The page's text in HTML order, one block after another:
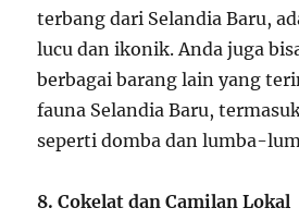
terbang dari Selandia Baru,
lucu dan ikonik. Anda juga
berbagai barang lain yang
fauna Selandia Baru,
seperti domba dan lumba-
8. Cokelat dan Camilan Lokal